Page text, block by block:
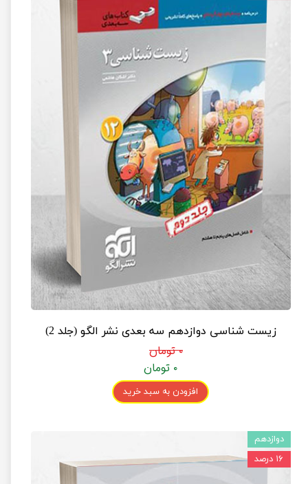
زیست شناسی دوازدهم سه بعدی نشر الگو (جلد 2)
۰ تومان
۰ تومان
افزودن به سبد خرید
دوازدهم
۱۶ درصد